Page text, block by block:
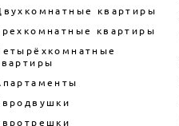
квартиры
квартиры